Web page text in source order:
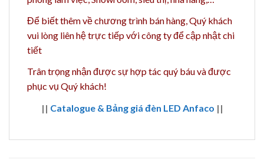
Để biết thêm về chương trình bán hàng,Quý khách
vui lòng liên hệ trực tiếp với công ty để cập nhật chi
tiết
Trân trọng nhận được sự hợp tác quý báu và được
phục vụ Quý khách!
|| Catalogue & Bảng giá đèn LED Anfaco ||